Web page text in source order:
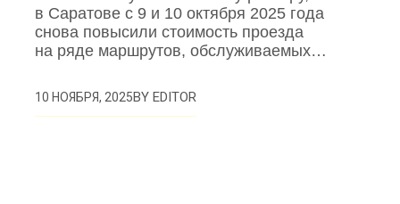
в Саратове с 9 и 10 октября 2025 года
снова повысили стоимость проезда
на ряде маршрутов, обслуживаемых…
10 НОЯБРЯ, 2025BYEDITOR